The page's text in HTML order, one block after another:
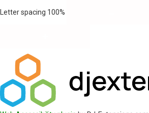
Letter spacing 100%